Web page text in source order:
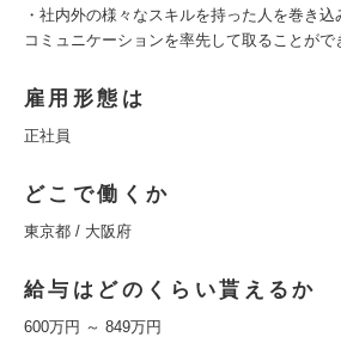
・社内外の様々なスキルを持った人を巻き
コミュニケーションを率先して取ることがで
雇用形態は
正社員
どこで働くか
東京都 / 大阪府
給与はどのくらい貰えるか
600万円 ～ 849万円